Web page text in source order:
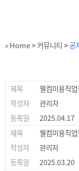
» Home>커뮤니티>공
웰컴미용직
관리자
2025.04.17
웰컴미용직
관리자
2025.03.20